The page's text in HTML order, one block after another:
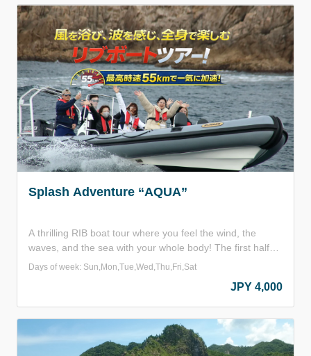
offers an up-close, immersive adventure. Enjoy the
excitement of peering into the sea with a glass-bottom
viewer. Perfect for those who want to get closer—and add
a little adventure to their journey!
Splash Adventure “AQUA”
A thrilling RIB boat tour where you feel the wind, the
waves, and the sea with your whole body! The first half
offers breathtaking views of the Uradome Coast, followed
to approximately 55 km/h in the second half. Perfect for
those who want more excitement and unforgettable
memories. Weekdays through July 17 and from August
31 to October 9 are available by reservation only. ※ This
is a high-speed boat, which may put strain on your lower
Days of week: Sun,Mon,Tue,Wed,Thu,Fri,Sat
JPY 4,000